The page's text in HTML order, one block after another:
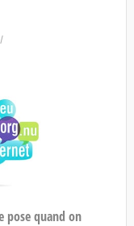
pose quand on